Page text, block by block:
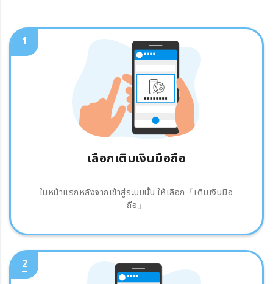
1
เลือกเติมเงินมือถือ
ในหน้าแรกหลังจากเข้าสู่ระบบนั้น ให้เลือก「เติมเงินมือ
ถือ」
2